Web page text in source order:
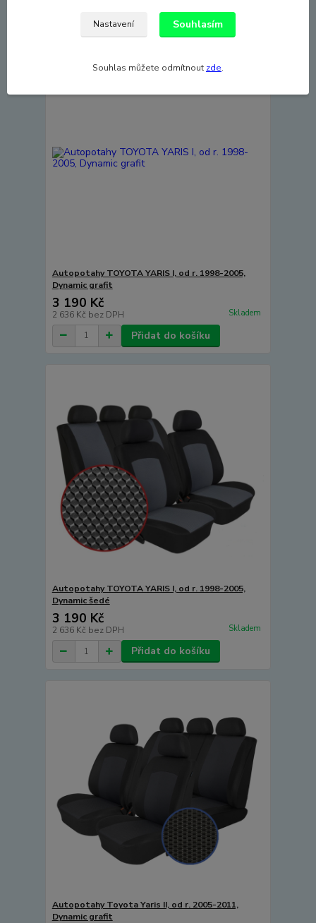
Přidat do košíku
Autopotahy TOYOTA YARIS I, od r. 1998-2005,
Dynamic grafit
3 190 Kč
2 636 Kč bez DPH Skladem
Přidat do košíku
Autopotahy TOYOTA YARIS I, od r. 1998-2005,
Dynamic šedé
3 190 Kč
2 636 Kč bez DPH Skladem
Přidat do košíku
Autopotahy Toyota Yaris II, od r. 2005-2011,
Dynamic grafit
Nastavení Souhlasím
Souhlas můžete odmítnout zde.